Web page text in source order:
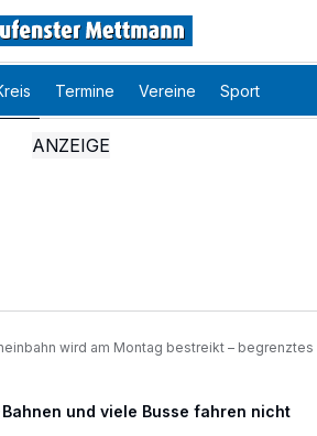
Termine Vereine Sport
wird am Montag bestreikt –
und viele Busse fahren nicht